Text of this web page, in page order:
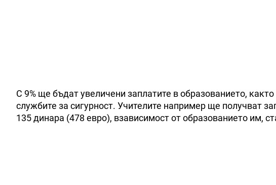
С 9% ще бъдат увеличени заплатите в образованието,
службите за сигурност. Учителите например ще получват
135 динара (478 евро), взависимост от образованието им,